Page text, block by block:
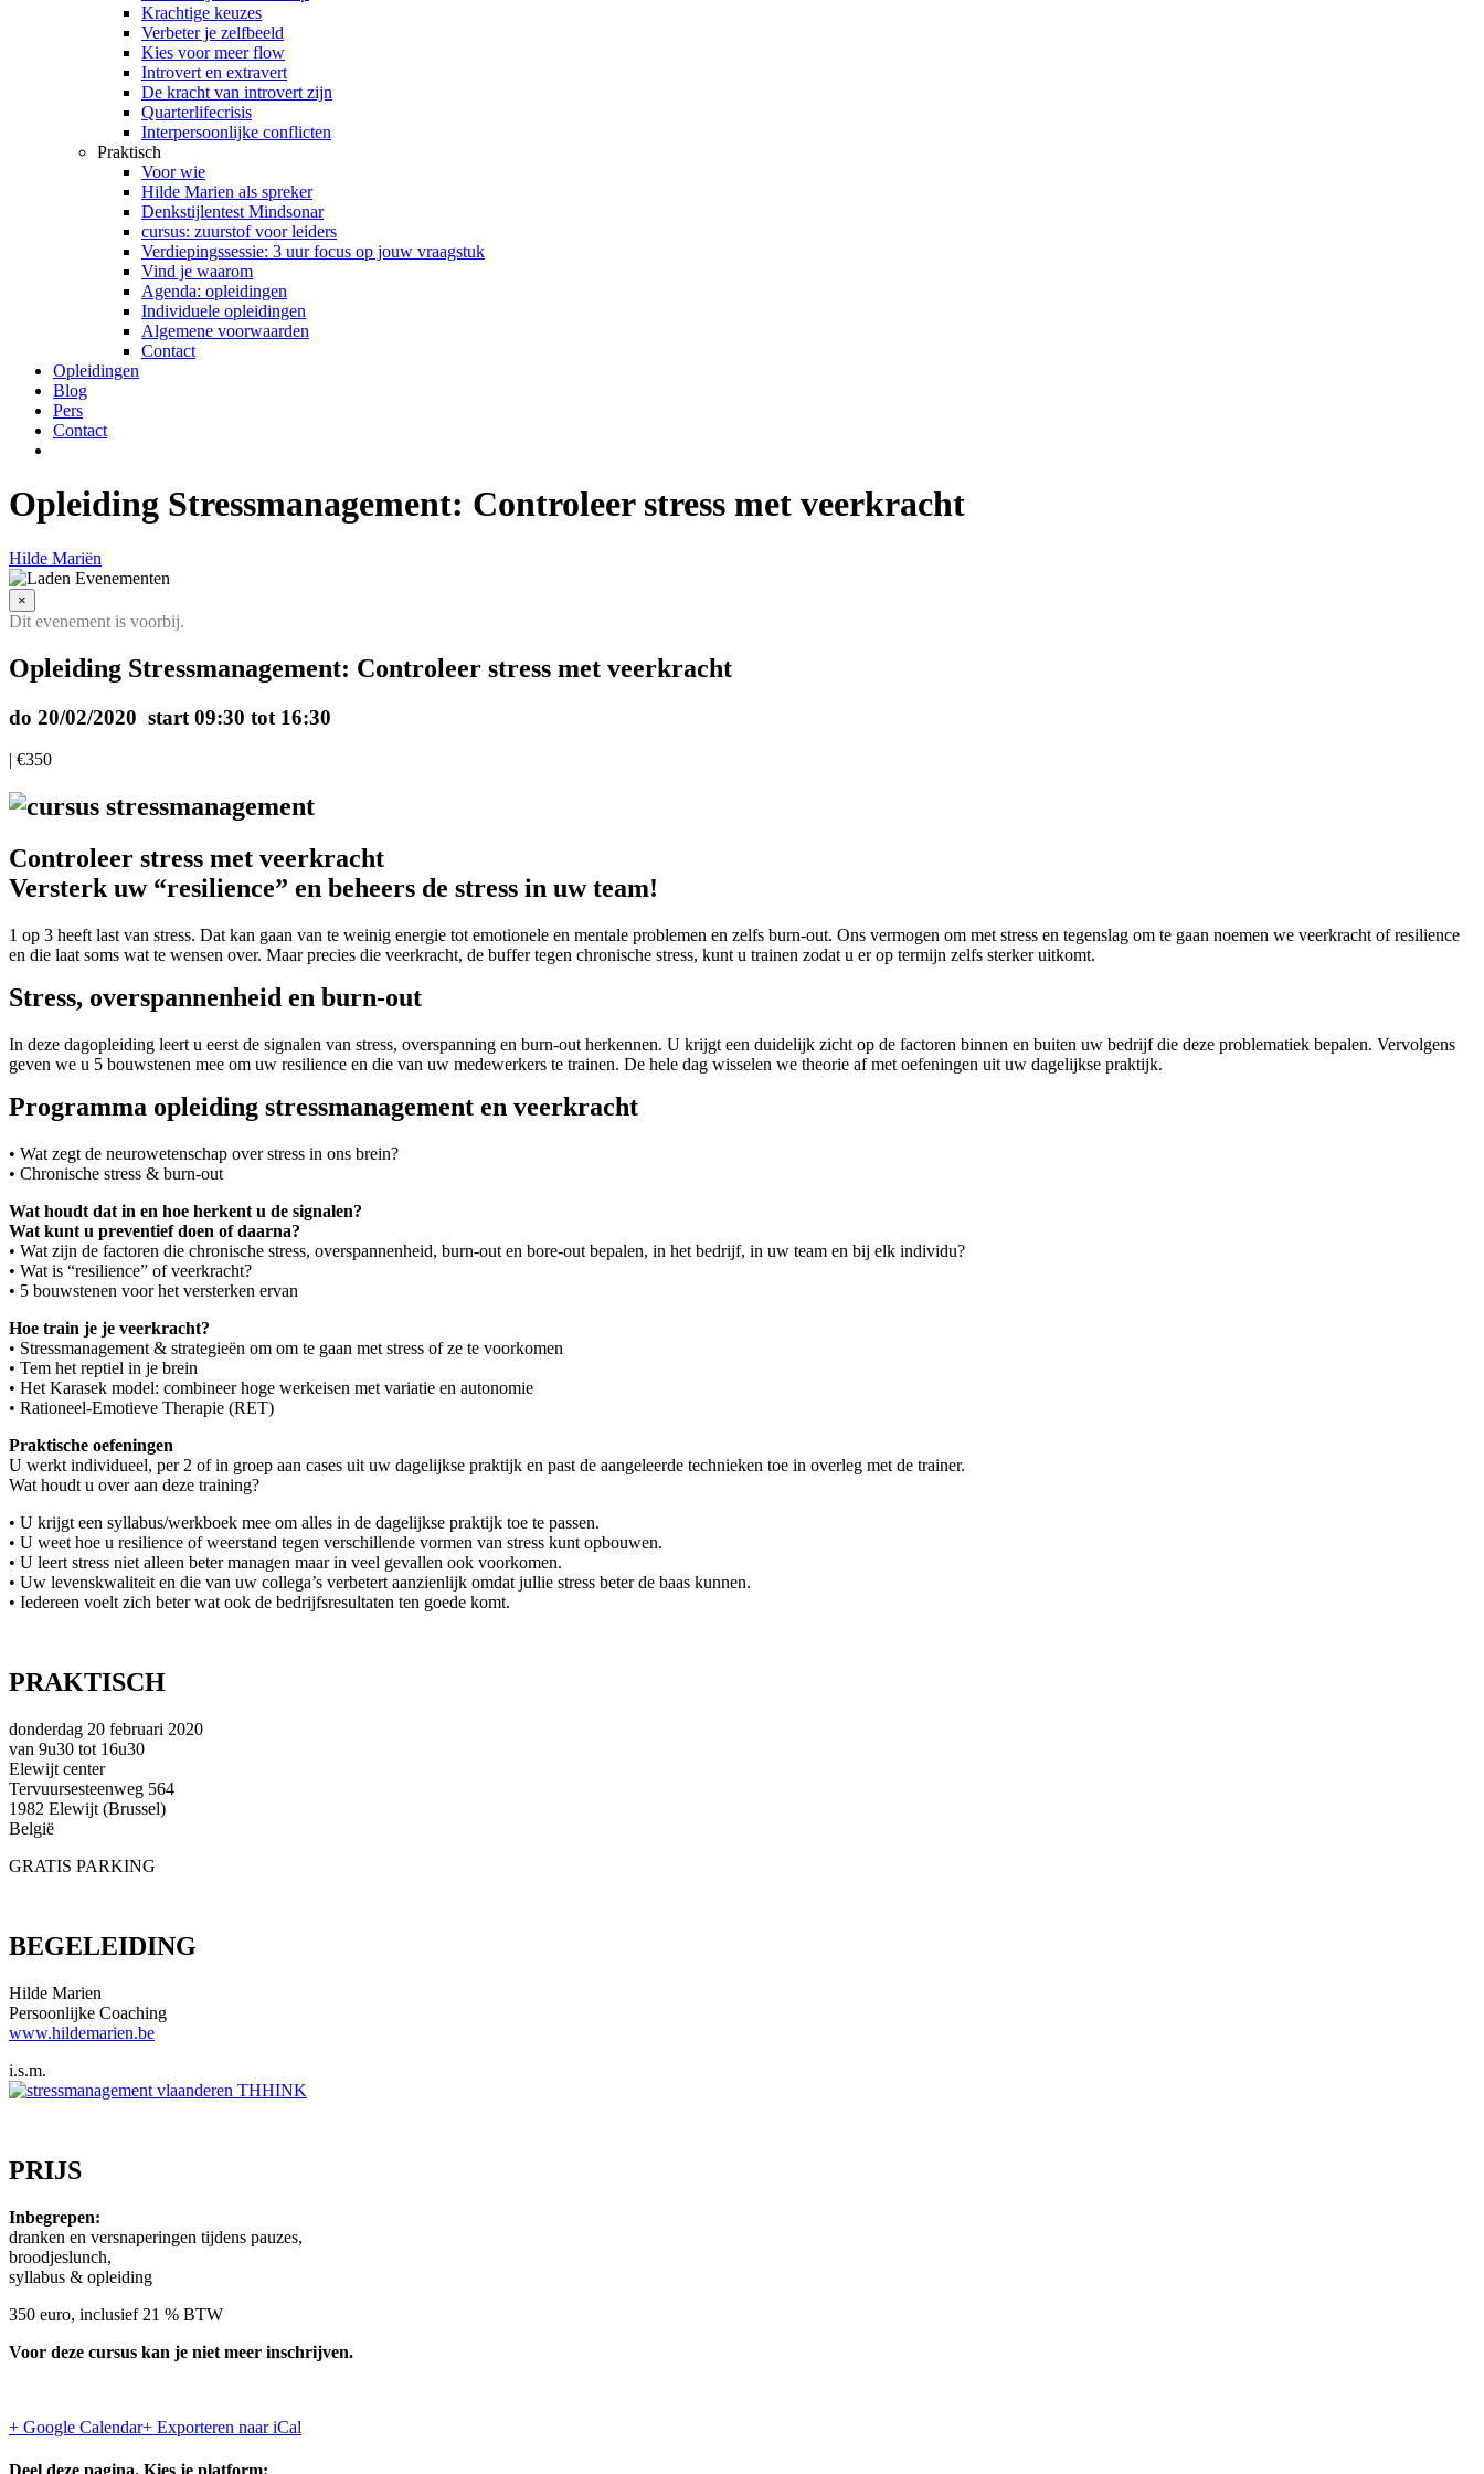
Krachtige keuzes
Verbeter je zelfbeeld
Kies voor meer flow
Introvert en extravert
De kracht van introvert zijn
Quarterlifecrisis
Interpersoonlijke conflicten
Praktisch
Voor wie
Hilde Marien als spreker
Denkstijlentest Mindsonar
cursus: zuurstof voor leiders
Verdiepingssessie: 3 uur focus op jouw vraagstuk
Vind je waarom
Agenda: opleidingen
Individuele opleidingen
Algemene voorwaarden
Contact
Opleidingen
Blog
Pers
Contact
Opleiding Stressmanagement: Controleer stress met veerkracht
Hilde Mariën
×
Dit evenement is voorbij.
Opleiding Stressmanagement: Controleer stress met veerkracht
do 20/02/2020 start 09:30 tot 16:30
| €350
Controleer stress met veerkracht
Versterk uw “resilience” en beheers de stress in uw team!
1 op 3 heeft last van stress. Dat kan gaan van te weinig energie tot emotionele en mentale problemen en zelfs burn-out. Ons vermogen om met stress en tegenslag om te gaan noemen we veerkracht of resilience
en die laat soms wat te wensen over. Maar precies die veerkracht, de buffer tegen chronische stress, kunt u trainen zodat u er op termijn zelfs sterker uitkomt.
Stress, overspannenheid en burn-out
In deze dagopleiding leert u eerst de signalen van stress, overspanning en burn-out herkennen. U krijgt een duidelijk zicht op de factoren binnen en buiten uw bedrijf die deze problematiek bepalen. Vervolgens
geven we u 5 bouwstenen mee om uw resilience en die van uw medewerkers te trainen. De hele dag wisselen we theorie af met oefeningen uit uw dagelijkse praktijk.
Programma opleiding stressmanagement en veerkracht
• Wat zegt de neurowetenschap over stress in ons brein?
• Chronische stress & burn-out
Wat houdt dat in en hoe herkent u de signalen?
Wat kunt u preventief doen of daarna?
• Wat zijn de factoren die chronische stress, overspannenheid, burn-out en bore-out bepalen, in het bedrijf, in uw team en bij elk individu?
• Wat is “resilience” of veerkracht?
• 5 bouwstenen voor het versterken ervan
Hoe train je je veerkracht?
• Stressmanagement & strategieën om om te gaan met stress of ze te voorkomen
• Tem het reptiel in je brein
• Het Karasek model: combineer hoge werkeisen met variatie en autonomie
• Rationeel-Emotieve Therapie (RET)
Praktische oefeningen
U werkt individueel, per 2 of in groep aan cases uit uw dagelijkse praktijk en past de aangeleerde technieken toe in overleg met de trainer.
Wat houdt u over aan deze training?
• U krijgt een syllabus/werkboek mee om alles in de dagelijkse praktijk toe te passen.
• U weet hoe u resilience of weerstand tegen verschillende vormen van stress kunt opbouwen.
• U leert stress niet alleen beter managen maar in veel gevallen ook voorkomen.
• Uw levenskwaliteit en die van uw collega’s verbetert aanzienlijk omdat jullie stress beter de baas kunnen.
• Iedereen voelt zich beter wat ook de bedrijfsresultaten ten goede komt.
PRAKTISCH
donderdag 20 februari 2020
van 9u30 tot 16u30
Elewijt center
Tervuursesteenweg 564
1982 Elewijt (Brussel)
België
GRATIS PARKING
BEGELEIDING
Hilde Marien
Persoonlijke Coaching
www.hildemarien.be
i.s.m.
PRIJS
Inbegrepen:
dranken en versnaperingen tijdens pauzes,
broodjeslunch,
syllabus & opleiding
350 euro, inclusief 21 % BTW
Voor deze cursus kan je niet meer inschrijven.
+ Google Calendar+ Exporteren naar iCal
Deel deze pagina. Kies je platform: